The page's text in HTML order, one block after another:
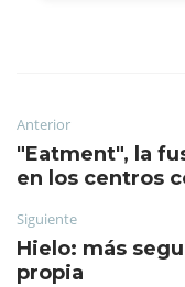
Anterior
"Eatment", la
en los centros
Siguiente
Hielo: más
propia